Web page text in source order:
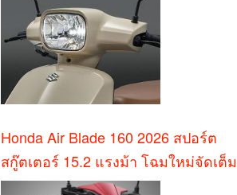
Honda Air Blade 160 2026 สปอร์ต
สกู๊ตเตอร์ 15.2 แรงม้า โฉมใหม่จัดเต็ม